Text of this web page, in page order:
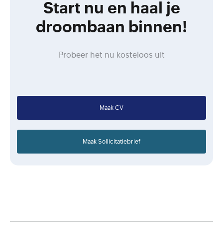
Start nu en haal je
droombaan binnen!
Probeer het nu kosteloos uit
Maak CV
Maak Sollicitatiebrief